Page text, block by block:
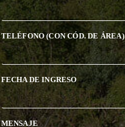
TELÉFONO (CON CÓD. DE ÁREA)
FECHA DE INGRESO
MENSAJE